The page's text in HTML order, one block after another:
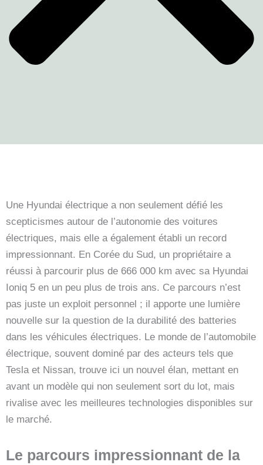
Une Hyundai électrique a non seulement défié les
scepticismes autour de l’autonomie des voitures
électriques, mais elle a également établi un record
impressionnant. En Corée du Sud, un propriétaire a
réussi à parcourir plus de 666 000 km avec sa Hyundai
Ioniq 5 en un peu plus de trois ans. Ce parcours n’est
pas juste un exploit personnel ; il apporte une lumière
nouvelle sur la question de la durabilité des batteries
dans les véhicules électriques. Le monde de l’automobile
électrique, souvent dominé par des acteurs tels que
Tesla et Nissan, trouve ici un nouvel élan, mettant en
avant un modèle qui non seulement sort du lot, mais
rivalise avec les meilleures technologies disponibles sur
le marché.
Le parcours impressionnant de la